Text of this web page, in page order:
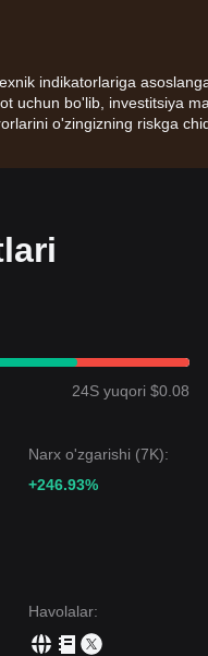
indikatorlariga
uchun bo'lib, investitsiya
o'zingizning riskga
24S yuqori $0.08
Narx o'zgarishi (7K):
+246.93%
Havolalar: